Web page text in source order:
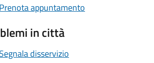
Prenota appuntamento
in città
Segnala disservizio